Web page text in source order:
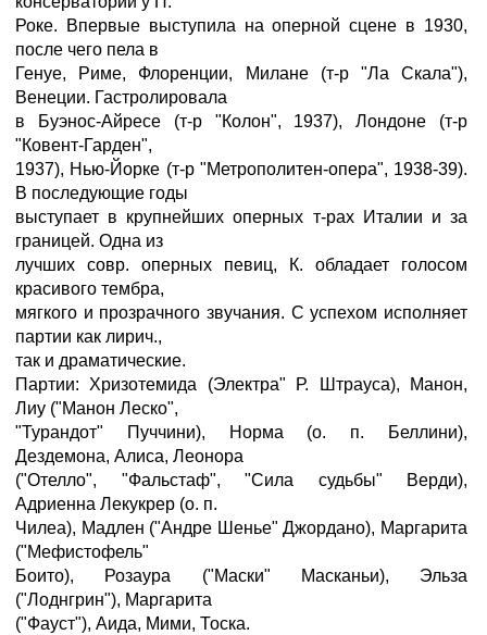
Роке. Впервые выступила на оперной сцене в 1930,
после чего пела в
Генуе, Риме, Флоренции, Милане (т-р "Ла Скала"),
Венеции. Гастролировала
в Буэнос-Айресе (т-р "Колон", 1937), Лондоне (т-р
"Ковент-Гарден",
1937), Нью-Йорке (т-р "Метрополитен-опера", 1938-39).
В последующие годы
выступает в крупнейших оперных т-рах Италии и за
границей. Одна из
лучших совр. оперных певиц, К. обладает голосом
красивого тембра,
мягкого и прозрачного звучания. С успехом исполняет
партии как лирич.,
так и драматические.
Партии: Хризотемида (Электра" Р. Штрауса), Манон,
Лиу ("Манон Леско",
"Турандот" Пуччини), Норма (о. п. Беллини),
Дездемона, Алиса, Леонора
("Отелло", "Фальстаф", "Сила судьбы" Верди),
Адриенна Лекукрер (о. п.
Чилеа), Мадлен ("Андре Шенье" Джордано), Маргарита
("Мефистофель"
Боито), Розаура ("Маски" Масканьи), Эльза
("Лоднгрин"), Маргарита
("Фауст"), Аида, Мими, Тоска.